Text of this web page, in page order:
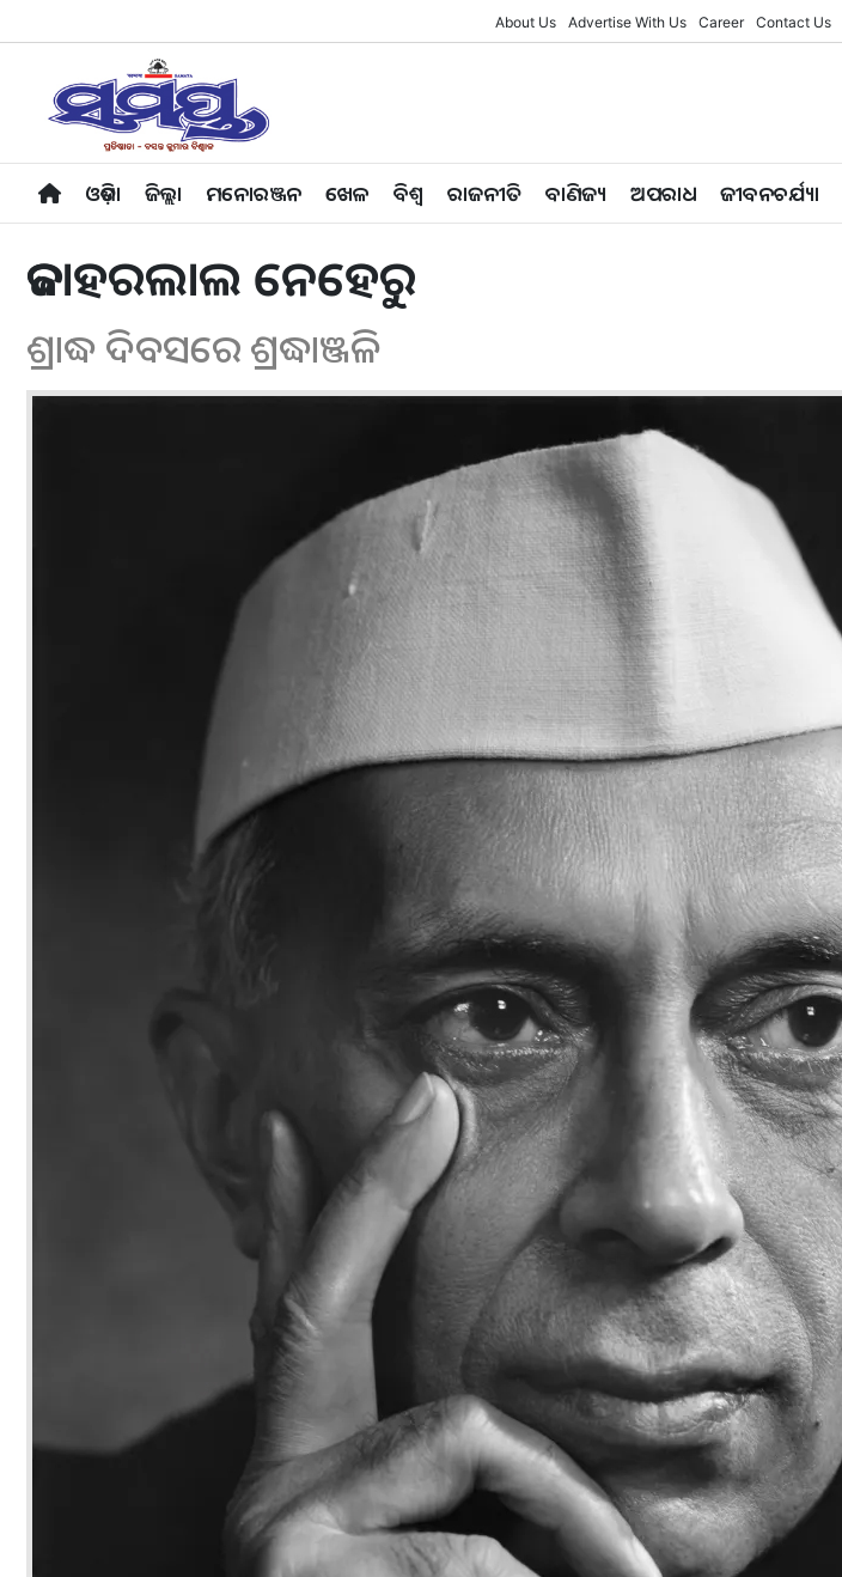
About Us Advertise With Us Career Contact Us
ଓଡ଼ିଶା ଜିଲ୍ଲା ମନୋରଞ୍ଜନ ଖେଳ ବିଶ୍ବ ରାଜନୀତି ବାଣିଜ୍ୟ ଅପରାଧ ଜୀବନଚର୍ଯ୍ୟା
ଜବାହରଲାଲ ନେହେରୁ
ଶ୍ରାଦ୍ଧ ଦିବସରେ ଶ୍ରଦ୍ଧାଞ୍ଜଳି